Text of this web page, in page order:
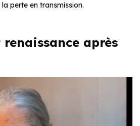
perte en transmission.
renaissance après